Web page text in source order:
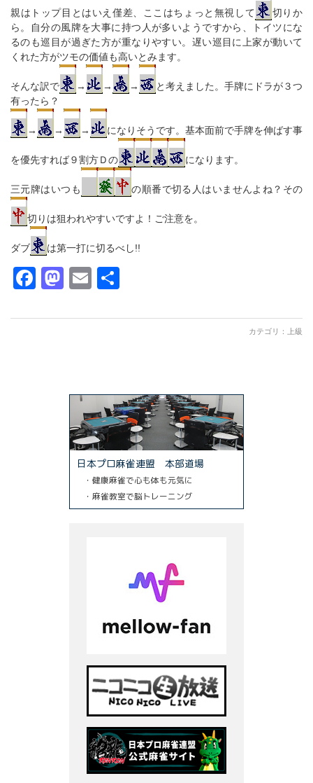
親はトップ目とはいえ僅差、ここはちょっと無視して
切りか
ら。自分の風牌を大事に持つ人が多いようですから、トイツにな
るのも巡目が過ぎた方が重なりやすい。遅い巡目に上家が動いて
くれた方がツモの価値も高いとみます。
そんな訳で → → →
と考えました。手牌にドラが３つ
有ったら？
→ → → になりそうです。基本面前で手牌を伸ばす事
を優先すれば９割方Ｄの になります。
三元牌はいつも の順番で切る人はいませんよね？その
切りは狙われやすいですよ！ご注意を。
ダブ は第一打に切るべし!!
Facebook
Mastodon
Email
カテゴリ： 上級
日本プロ麻雀連盟 本部道場
・健康麻雀で心も体も元気に
・麻雀教室で脳トレーニング